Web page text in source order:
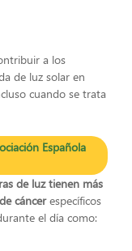
a los
de luz solar en
cuando se trata
Española
de luz tienen más
cáncerespecíficos
el día como: